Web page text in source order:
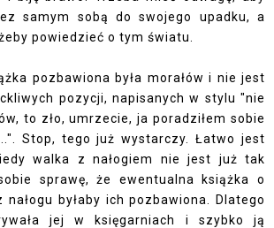
samym sobą do swojego upadku, a
powiedzieć o tym światu.
pozbawiona była morałów i nie jest
pozycji, napisanych w stylu "nie
to zło, umrzecie, ja poradziłem sobie
Stop, tego już wystarczy. Łatwo jest
walka z nałogiem nie jest już tak
sprawę, że ewentualna książka o
nałogu byłaby ich pozbawiona. Dlatego
jej w księgarniach i szybko ją